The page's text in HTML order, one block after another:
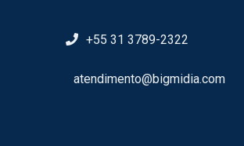
+55 31 3789-2322
atendimento@bigmidia.com